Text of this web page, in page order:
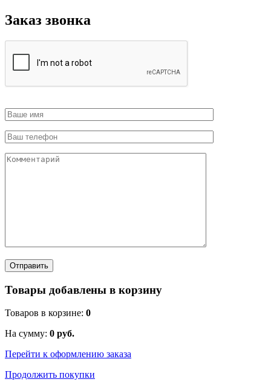
Заказ звонка
Товары добавлены в корзину
Товаров в корзине: 0
На сумму: 0 руб.
Перейти к оформлению заказа
Продолжить покупки